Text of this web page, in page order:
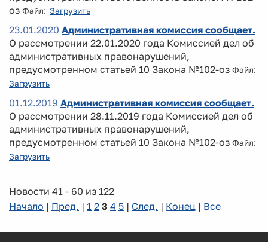
оз Файл: Загрузить
23.01.2020 Административная комиссия сообщает.
О рассмотрении 22.01.2020 года Комиссией дел об
административных правонарушений,
предусмотренном статьей 10 Закона №102-оз Файл:
Загрузить
01.12.2019 Административная комиссия сообщает.
О рассмотрении 28.11.2019 года Комиссией дел об
административных правонарушений,
предусмотренном статьей 10 Закона №102-оз Файл:
Загрузить
Новости 41 - 60 из 122
Начало | Пред. | 1 2 3 4 5 | След. | Конец | Все